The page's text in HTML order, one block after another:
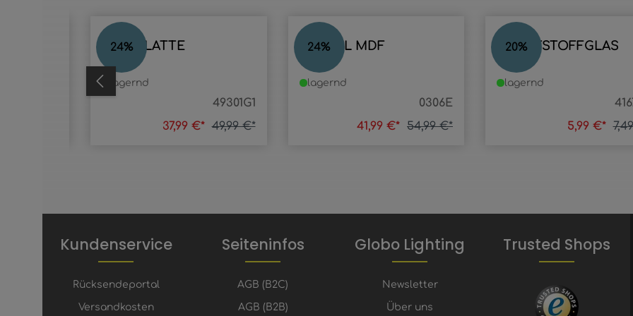
Produktgalerie überspringen
24%
GLASPLATTE
49301G1
lagernd
37,99 €* 49,99 €*
24%
FLÜGEL MDF
0306E
lagernd
41,99 €* 54,99 €*
20%
KUNSTSTOFFGLAS
lagernd
5,99 €*
Kundenservice
Rücksendeportal
Versandkosten
Seiteninfos
AGB (B2C)
AGB (B2B)
Globo Lighting
Newsletter
Über uns
Trusted Shops